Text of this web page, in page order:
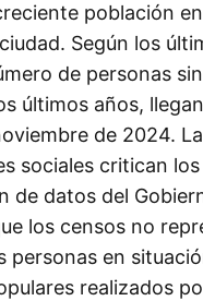
población
Según los
de personas
últimos años,
de 2024.
sociales critican
de datos del
los censos no
personas en
realizados